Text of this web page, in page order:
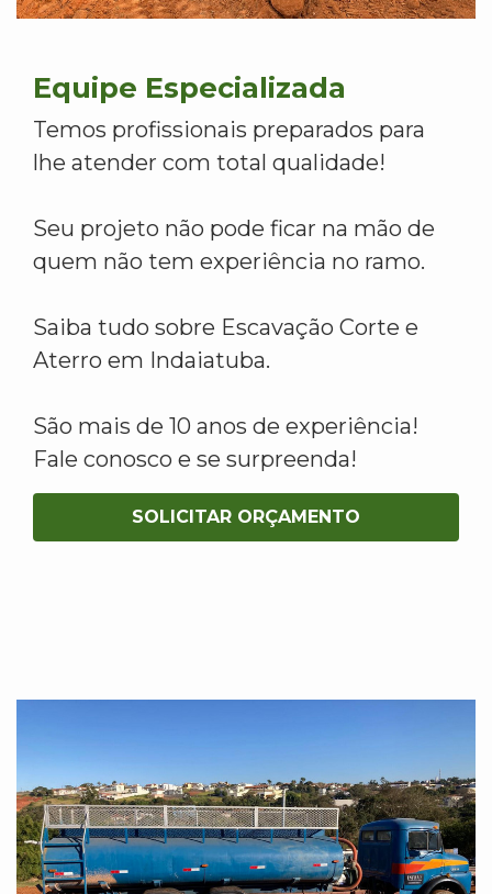
Equipe Especializada
Temos profissionais preparados para
lhe atender com total qualidade!
Seu projeto não pode ficar na mão de
quem não tem experiência no ramo.
Saiba tudo sobre Escavação Corte e
Aterro em Indaiatuba.
São mais de 10 anos de experiência!
Fale conosco e se surpreenda!
SOLICITAR ORÇAMENTO